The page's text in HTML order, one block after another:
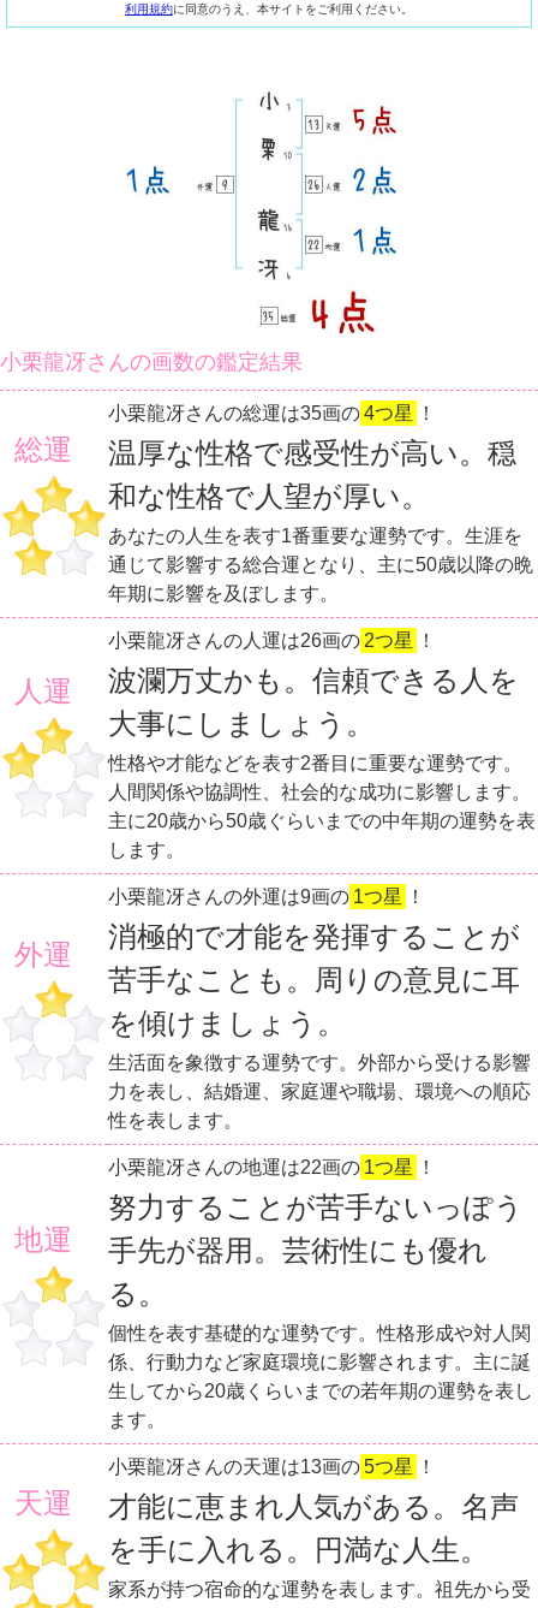
利用規約に同意のうえ、本サイトをご利用ください。
小栗龍冴さんの画数の鑑定結果
総運
小栗龍冴さんの総運は35画の4つ星 ！
温厚な性格で感受性が高い。穏
和な性格で人望が厚い。
あなたの人生を表す1番重要な運勢です。生涯を
通じて影響する総合運となり、主に50歳以降の晩
年期に影響を及ぼします。
人運
小栗龍冴さんの人運は26画の 2つ星 ！
波瀾万丈かも。信頼できる人を
大事にしましょう。
性格や才能などを表す2番目に重要な運勢です。
人間関係や協調性、社会的な成功に影響します。
主に20歳から50歳ぐらいまでの中年期の運勢を表
します。
外運
小栗龍冴さんの外運は9画の 1つ星 ！
消極的で才能を発揮することが
苦手なことも。周りの意見に耳
を傾けましょう。
生活面を象徴する運勢です。外部から受ける影響
力を表し、結婚運、家庭運や職場、環境への順応
性を表します。
地運
小栗龍冴さんの地運は22画の 1つ星 ！
努力することが苦手ないっぽう
手先が器用。芸術性にも優れ
る。
個性を表す基礎的な運勢です。性格形成や対人関
係、行動力など家庭環境に影響されます。主に誕
生してから20歳くらいまでの若年期の運勢を表し
ます。
天運
小栗龍冴さんの天運は13画の5つ星 ！
才能に恵まれ人気がある。名声
を手に入れる。円満な人生。
家系が持つ宿命的な運勢を表します。祖先から受